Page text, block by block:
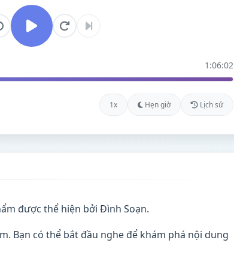
1:06:02
1x Hẹn giờ Lịch sử
được thể hiện bởi Đình Soạn.
Bạn có thể bắt đầu nghe để khám phá nội dung